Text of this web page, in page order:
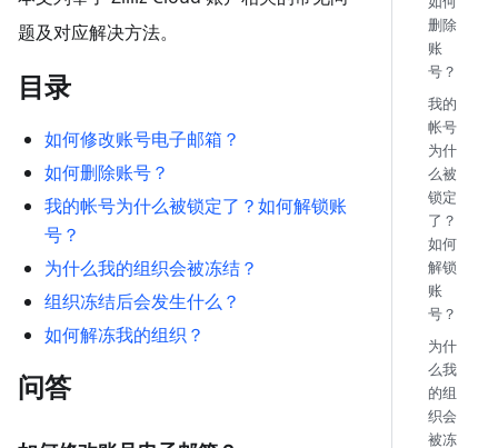
题及对应解决方法。
目录
如何修改账号电子邮箱？
如何删除账号？
我的帐号为什么被锁定了？如何解锁账
号？
为什么我的组织会被冻结？
组织冻结后会发生什么？
如何解冻我的组织？
问答
删除
账
号？
我的
帐号
为什
么被
锁定
了？
如何
解锁
账
号？
为什
么我
的组
织会
被冻